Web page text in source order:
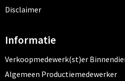
Disclaimer
Informatie
Verkoopmedewerk(st)er
Algemeen Productiemedewerker